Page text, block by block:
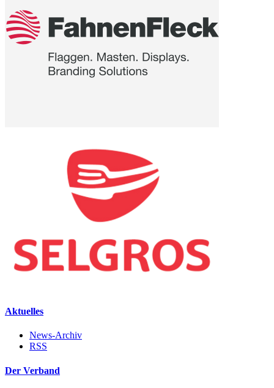
Aktuelles
News-Archiv
RSS
Der Verband